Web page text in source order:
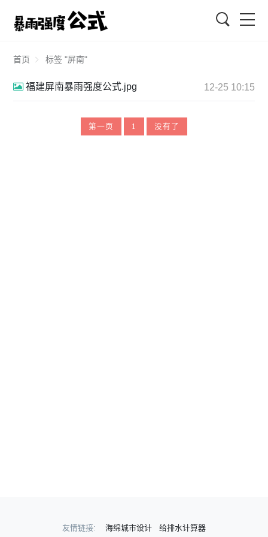
首页 标签 "屏南"
福建屏南暴雨强度公式.jpg 12-25 10:15
第一页 1 没有了
友情链接: 海绵城市设计 给排水计算器